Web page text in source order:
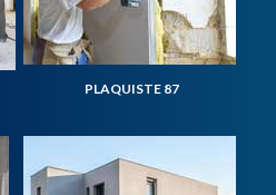
PLAQUISTE 87